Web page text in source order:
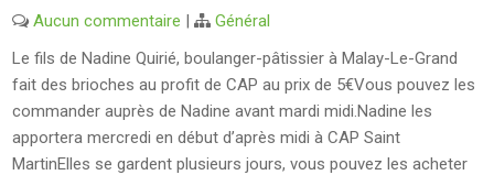
Aucun commentaire |
Général
Le fils de Nadine Quirié, boulanger-pâtissier à Malay-Le-Grand
fait des brioches au profit de CAP au prix de 5€Vous pouvez les
commander auprès de Nadine avant mardi midi.Nadine les
apportera mercredi en début d’après midi à CAP Saint
MartinElles se gardent plusieurs jours, vous pouvez les acheter